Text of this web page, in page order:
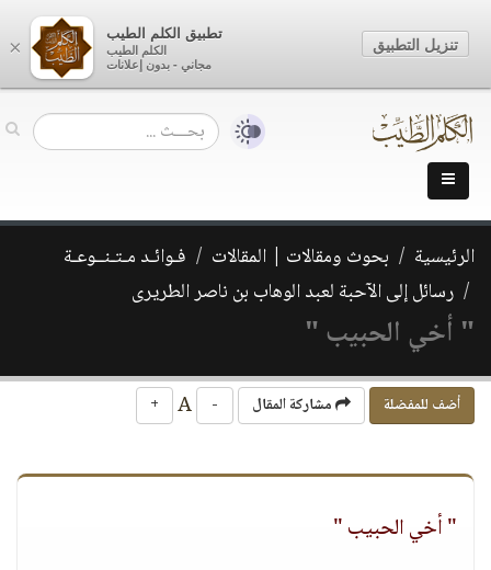
الرئيسية بحوث ومقالات | المقالات
فـوائـد مـتـنــوعـة
رسائل إلى الآحبة لعبد الوهاب بن ناصر الطريرى
" أخي الحبيب "
أضف للمفضلة مشاركة المقال -
+
" أخي الحبيب "
×
تطبيق الكلم الطيب
الكلم الطيب
مجاني - بدون إعلانات
تنزيل التطبيق